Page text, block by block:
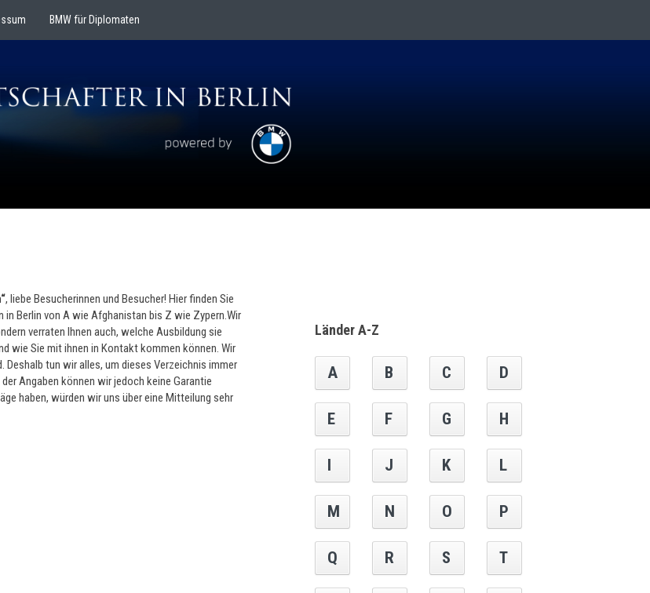
BMW für Diplomaten
BOTSCHAFTER IN BERLIN
, liebe Besucherinnen und Besucher! Hier finden Sie
Berlin von A wie Afghanistan bis Z wie Zypern.Wir
verraten Ihnen auch, welche Ausbildung sie
wie Sie mit ihnen in Kontakt kommen können. Wir
tun wir alles, um dieses Verzeichnis immer
Angaben können wir jedoch keine Garantie
haben, würden wir uns über eine Mitteilung sehr
Länder A-Z
A B C D
E F G H
I J K L
M N O P
Q R S T